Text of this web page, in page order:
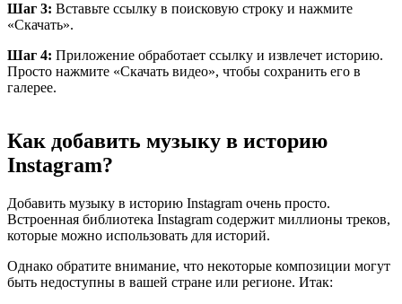
Шаг 3: Вставьте ссылку в поисковую строку и нажмите
«Скачать».
Шаг 4: Приложение обработает ссылку и извлечет историю.
Просто нажмите «Скачать видео», чтобы сохранить его в
галерее.
Как добавить музыку в историю
Instagram?
Добавить музыку в историю Instagram очень просто.
Встроенная библиотека Instagram содержит миллионы треков,
которые можно использовать для историй.
Однако обратите внимание, что некоторые композиции могут
быть недоступны в вашей стране или регионе. Итак: